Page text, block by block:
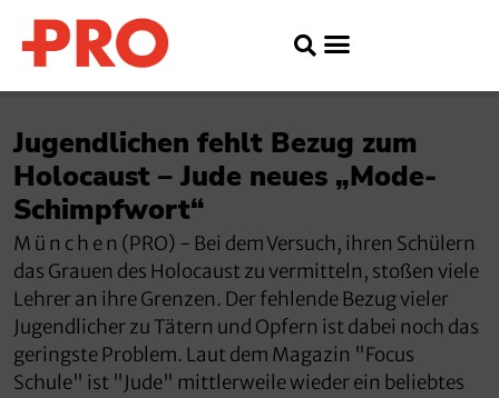
Jugendlichen fehlt Bezug zum
Holocaust – Jude neues „Mode-
Schimpfwort“
M ü n c h e n (PRO) - Bei dem Versuch, ihren Schülern
das Grauen des Holocaust zu vermitteln, stoßen viele
Lehrer an ihre Grenzen. Der fehlende Bezug vieler
Jugendlicher zu Tätern und Opfern ist dabei noch das
geringste Problem. Laut dem Magazin "Focus
Schule" ist "Jude" mittlerweile wieder ein beliebtes